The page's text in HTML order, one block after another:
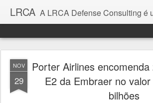
LRCA A LRCA Defense Consulting é uma entidade sem fins lucrativos que se dedica a produzir e divulgar notícias e análises sobre as Empresas de Defesa.
NOV
29
Porter Airlines
E2 da Embraer no
bilhões